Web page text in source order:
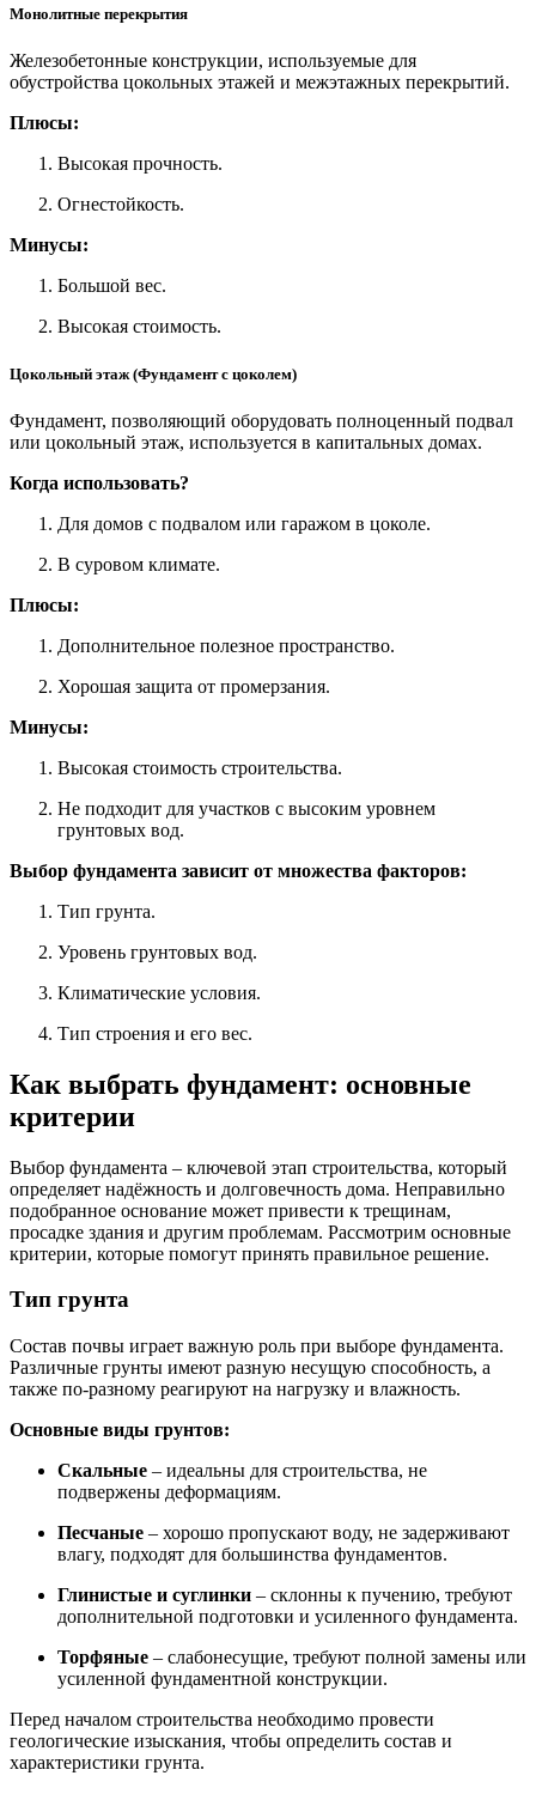
Монолитные перекрытия
Железобетонные конструкции, используемые для
обустройства цокольных этажей и межэтажных перекрытий.
Плюсы:
Высокая прочность.
Огнестойкость.
Минусы:
Большой вес.
Высокая стоимость.
Цокольный этаж (Фундамент с цоколем)
Фундамент, позволяющий оборудовать полноценный подвал
или цокольный этаж, используется в капитальных домах.
Когда использовать?
Для домов с подвалом или гаражом в цоколе.
В суровом климате.
Плюсы:
Дополнительное полезное пространство.
Хорошая защита от промерзания.
Минусы:
Высокая стоимость строительства.
Не подходит для участков с высоким уровнем
грунтовых вод.
Выбор фундамента зависит от множества факторов:
Тип грунта.
Уровень грунтовых вод.
Климатические условия.
Тип строения и его вес.
Как выбрать фундамент: основные
критерии
Выбор фундамента – ключевой этап строительства, который
определяет надёжность и долговечность дома. Неправильно
подобранное основание может привести к трещинам,
просадке здания и другим проблемам. Рассмотрим основные
критерии, которые помогут принять правильное решение.
Тип грунта
Состав почвы играет важную роль при выборе фундамента.
Различные грунты имеют разную несущую способность, а
также по-разному реагируют на нагрузку и влажность.
Основные виды грунтов:
Скальные – идеальны для строительства, не
подвержены деформациям.
Песчаные – хорошо пропускают воду, не задерживают
влагу, подходят для большинства фундаментов.
Глинистые и суглинки – склонны к пучению, требуют
дополнительной подготовки и усиленного фундамента.
Торфяные – слабонесущие, требуют полной замены или
усиленной фундаментной конструкции.
Перед началом строительства необходимо провести
геологические изыскания, чтобы определить состав и
характеристики грунта.